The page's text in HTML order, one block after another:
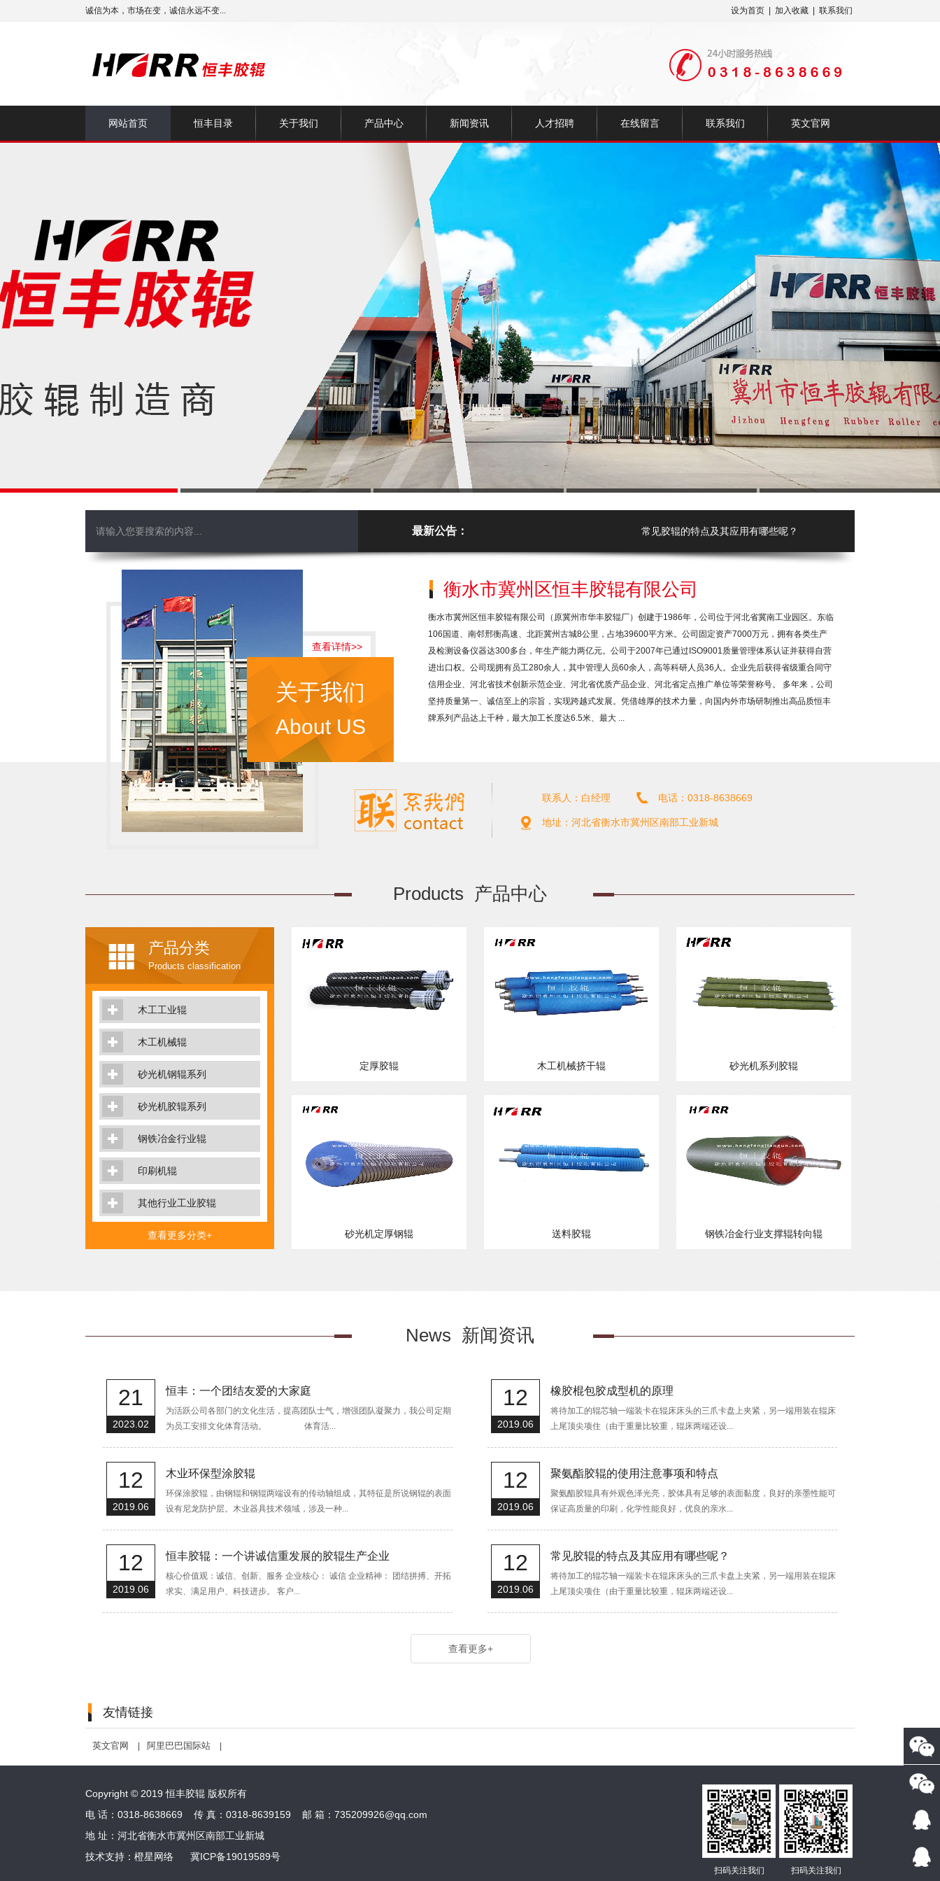
诚信为本，市场在变，诚信永远不变... 设为首页 加入收藏 联系我们
网站首页 恒丰目录 关于我们 产品中心 新闻资讯 人才招聘 在线留言 联系我们 英文官网
最新公告： 常见胶辊的特点及其应用有哪些呢？
关于我们
About US
查看详情>>
衡水市冀州区恒丰胶辊有限公司
衡水市冀州区恒丰胶辊有限公司（原冀州市华丰胶辊厂）创建于1986年，公司位于河北省冀南工业园区。东临
106国道、南邻邢衡高速、北距冀州古城8公里，占地39600平方米。公司固定资产7000万元，拥有各类生产
及检测设备仪器达300多台，年生产能力两亿元。公司于2007年已通过ISO9001质量管理体系认证并获得自营
进出口权。公司现拥有员工280余人，其中管理人员60余人，高等科研人员36人。企业先后获得省级重合同守
信用企业、河北省技术创新示范企业、河北省优质产品企业、河北省定点推广单位等荣誉称号。 多年来，公司
坚持质量第一、诚信至上的宗旨，实现跨越式发展。凭借雄厚的技术力量，向国内外市场研制推出高品质恒丰
牌系列产品达上千种，最大加工长度达6.5米、最大 ...
联系人：白经理 电话：0318-8638669
地址：河北省衡水市冀州区南部工业新城
Products 产品中心
产品分类
Products classification
木工工业辊
木工机械辊
砂光机钢辊系列
砂光机胶辊系列
钢铁冶金行业辊
印刷机辊
其他行业工业胶辊
覆膜机胶辊
查看更多分类+
定厚胶辊 木工机械挤干辊 砂光机系列胶辊
砂光机定厚钢辊 送料胶辊 钢铁冶金行业支撑辊转向辊
News 新闻资讯
21
2023.02
恒丰：一个团结友爱的大家庭
为活跃公司各部门的文化生活，提高团队士气，增强团队凝聚力，我公司定期
为员工安排文化体育活动。 体育活...
12
2019.06
橡胶棍包胶成型机的原理
将待加工的辊芯轴一端装卡在辊床床头的三爪卡盘上夹紧，另一端用装在辊床
上尾顶尖项住（由于重量比较重，辊床两端还设...
12
2019.06
木业环保型涂胶辊
环保涂胶辊，由钢辊和钢辊两端设有的传动轴组成，其特征是所说钢辊的表面
设有尼龙防护层。木业器具技术领域，涉及一种...
12
2019.06
聚氨酯胶辊的使用注意事项和特点
聚氨酯胶辊具有外观色泽光亮，胶体具有足够的表面黏度，良好的亲墨性能可
保证高质量的印刷，化学性能良好，优良的亲水...
12
2019.06
恒丰胶辊：一个讲诚信重发展的胶辊生产企业
核心价值观：诚信、创新、服务 企业核心： 诚信 企业精神： 团结拼搏、开拓
求实、满足用户、科技进步。 客户...
12
2019.06
常见胶辊的特点及其应用有哪些呢？
将待加工的辊芯轴一端装卡在辊床床头的三爪卡盘上夹紧，另一端用装在辊床
上尾顶尖项住（由于重量比较重，辊床两端还设...
查看更多+
友情链接
英文官网 阿里巴巴国际站
Copyright © 2019 恒丰胶辊 版权所有
电 话：0318-8638669 传 真：0318-8639159 邮 箱： 735209926@qq.com
地 址：河北省衡水市冀州区南部工业新城
技术支持： 橙星网络 冀ICP备19019589号
扫码关注我们
扫码关注我们